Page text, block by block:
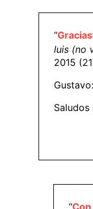
“Gracias
luis (no
2015